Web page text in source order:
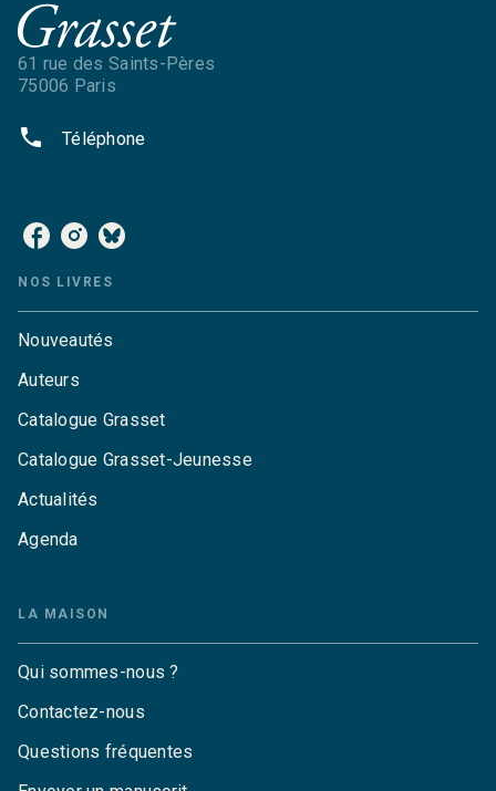
61 rue des Saints-Pères
75006 Paris
phone Téléphone
NOS LIVRES
Nouveautés
Auteurs
Catalogue Grasset
Catalogue Grasset-Jeunesse
Actualités
Agenda
LA MAISON
Qui sommes-nous ?
Contactez-nous
Questions fréquentes